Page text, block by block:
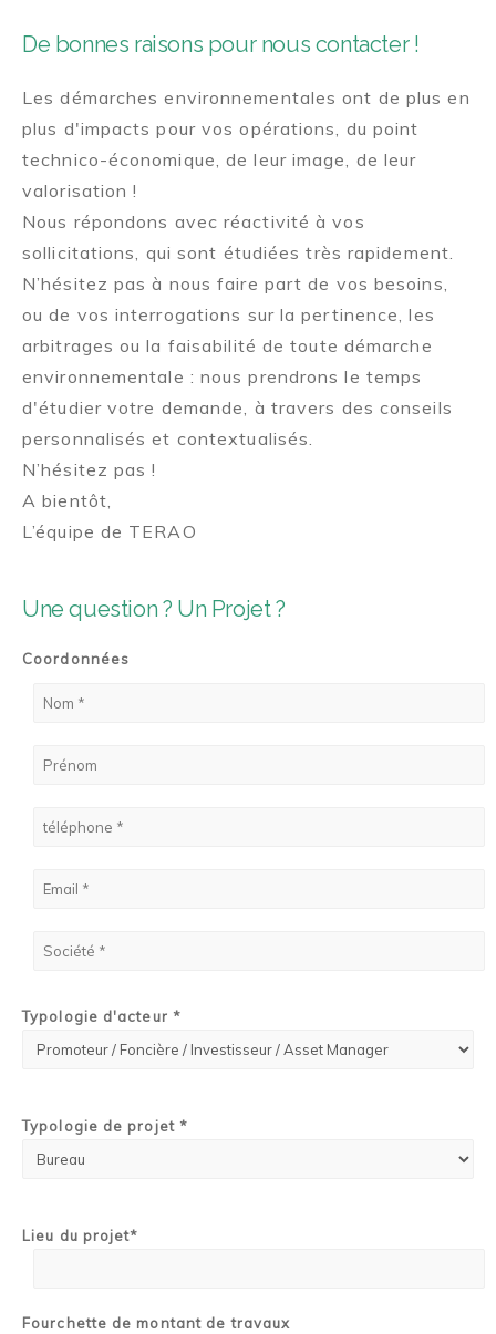
Une question ? Un Projet ?
Coordonnées
Typologie d'acteur *
Typologie de projet *
Lieu du projet*
Fourchette de montant de travaux
De bonnes raisons pour nous contacter !
Les démarches environnementales ont de plus en
plus d'impacts pour vos opérations, du point
technico-économique, de leur image, de leur
valorisation !
Nous répondons avec réactivité à vos
sollicitations, qui sont étudiées très rapidement.
N’hésitez pas à nous faire part de vos besoins,
ou de vos interrogations sur la pertinence, les
arbitrages ou la faisabilité de toute démarche
environnementale : nous prendrons le temps
d'étudier votre demande, à travers des conseils
personnalisés et contextualisés.
N’hésitez pas !
A bientôt,
L’équipe de TERAO